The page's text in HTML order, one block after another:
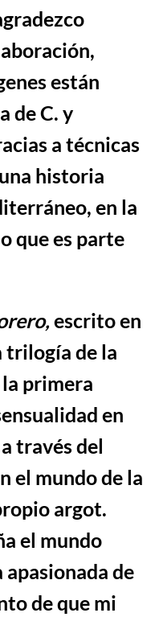
ón,
están
de C. y
a técnicas
historia
áneo, en la
que es parte
escrito en
trilogía de la
primera
en
través del
el mundo de la
argot.
el mundo
de
de que mi